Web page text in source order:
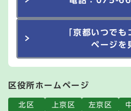
「京都いつでも
ページを
区役所ホームページ
北区 上京区 左京区